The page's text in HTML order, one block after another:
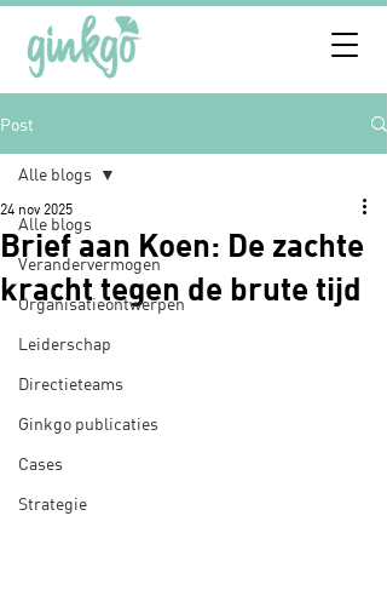
Post
Alle blogs
Verandervermogen
Organisatieontwerpen
Leiderschap
Directieteams
Ginkgo publicaties
Cases
Strategie
Alle blogs
Brief aan Koen: De zachte
kracht tegen de brute tijd
24 nov 2025